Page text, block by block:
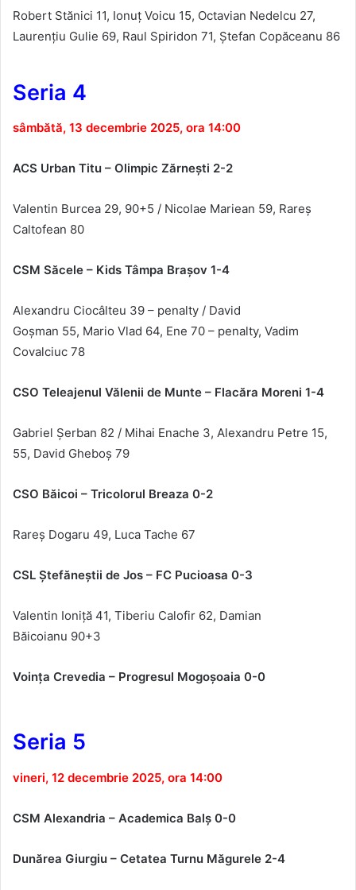
Robert Stănici 11, Ionuț Voicu 15, Octavian Nedelcu 27,
Laurențiu Gulie 69, Raul Spiridon 71, Ștefan Copăceanu 86
Seria 4
sâmbătă, 13 decembrie 2025, ora 14:00
ACS Urban Titu – Olimpic Zărneşti 2-2
Valentin Burcea 29, 90+5 / Nicolae Mariean 59, Rareș
Caltofean 80
CSM Săcele – Kids Tâmpa Braşov 1-4
Alexandru Ciocâlteu 39 – penalty / David
Goșman 55, Mario Vlad 64, Ene 70 – penalty, Vadim
Covalciuc 78
CSO Teleajenul Vălenii de Munte – Flacăra Moreni 1-4
Gabriel Șerban 82 / Mihai Enache 3, Alexandru Petre 15,
55, David Gheboș 79
CSO Băicoi – Tricolorul Breaza 0-2
Rareș Dogaru 49, Luca Tache 67
CSL Ştefăneştii de Jos – FC Pucioasa 0-3
Valentin Ioniță 41, Tiberiu Calofir 62, Damian
Băicoianu 90+3
Voința Crevedia – Progresul Mogoşoaia 0-0
Seria 5
vineri, 12 decembrie 2025, ora 14:00
CSM Alexandria – Academica Balș 0-0
Dunărea Giurgiu – Cetatea Turnu Măgurele 2-4